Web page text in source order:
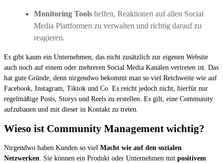
Monitoring Tools helfen, Reaktionen auf allen Social
Media Plattformen zu verwalten und richtig darauf zu
reagieren.
Es gibt kaum ein Unternehmen, das nicht zusätzlich zur eigenen Website
auch noch auf einem oder mehreren Social Media Kanälen vertreten ist. Das
hat gute Gründe, denn nirgendwo bekommt man so viel Reichweite wie auf
Facebook, Instagram, Tiktok und Co. Es reicht jedoch nicht, hierfür nur
regelmäßige Posts, Storys und Reels zu erstellen. Es gilt, eine Community
aufzubauen und mit dieser in Kontakt zu treten.
Wieso ist Community Management wichtig?
Nirgendwo haben Kunden so viel Macht wie auf den sozialen
Netzwerken. Sie können ein Produkt oder Unternehmen mit positivem